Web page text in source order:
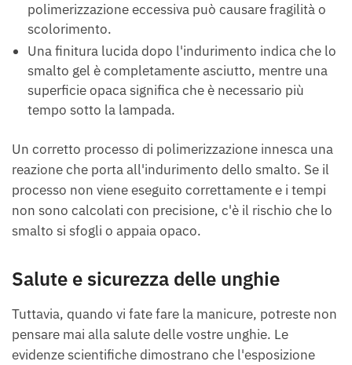
polimerizzazione eccessiva può causare fragilità o
scolorimento.
Una finitura lucida dopo l'indurimento indica che lo
smalto gel è completamente asciutto, mentre una
superficie opaca significa che è necessario più
tempo sotto la lampada.
Un corretto processo di polimerizzazione innesca una
reazione che porta all'indurimento dello smalto. Se il
processo non viene eseguito correttamente e i tempi
non sono calcolati con precisione, c'è il rischio che lo
smalto si sfogli o appaia opaco.
Salute e sicurezza delle unghie
Tuttavia, quando vi fate fare la manicure, potreste non
pensare mai alla salute delle vostre unghie. Le
evidenze scientifiche dimostrano che l'esposizione